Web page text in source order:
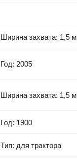
Ширина захвата: 1,5 м
Год: 2005
Ширина захвата: 1,5 м
Год: 1900
Тип: для трактора